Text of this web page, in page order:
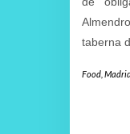
taberna
Food